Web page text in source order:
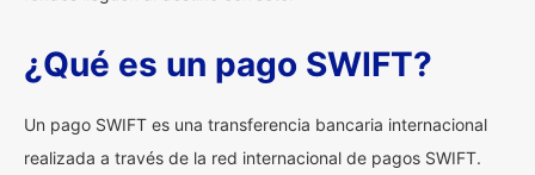
¿Qué es un pago SWIFT?
Un pago SWIFT es una transferencia bancaria internacional
realizada a través de la red internacional de pagos SWIFT.